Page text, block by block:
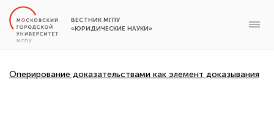
ВЕСТНИК МГПУ
«ЮРИДИЧЕСКИЕ НАУКИ»
Оперирование доказательствами как элемент доказывания